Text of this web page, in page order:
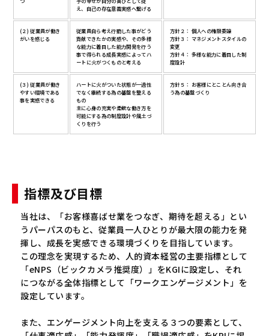
え、自己の存在意義実感へ繋げる
(２) 従業員が働き
がいを感じる
従業員自ら考え行動した事がどう
貢献できたかの実感や、その多様
な能力に着目した能力開発を行う
事で得られる成長実感によってハ
ートに火がつくものと考える
方針２： 個人への権限委譲
方針３： マネジメントスタイルの
変更
方針４： 多様な能力に着目した制
度設計
(３) 従業員が働き
やすい環境である
事を実感できる
ハートに火がついた状態が一過性
でなく継続する為の基盤を整える
もの
主に心身の充実や柔軟な働き方を
可能にする為の制度設計や風土づ
くりを行う
方針５： お客様にとことん向き合
う為の基盤づくり
指標及び目標
当社は、「お客様喜ばせ業をつなぎ、期待を超える」とい
うパーパスのもと、従業員一人ひとりが最大限の能力を発
揮し、成長を実感できる環境づくりを目指しています。
この理念を実現するため、人的資本経営の主要指標として
「eNPS（ビックカメラ推奨度）」をKGIに設定し、それ
につながる全体指標として「ワークエンゲージメント」を
設定しています。
また、エンゲージメント向上を支える３つの要素として、